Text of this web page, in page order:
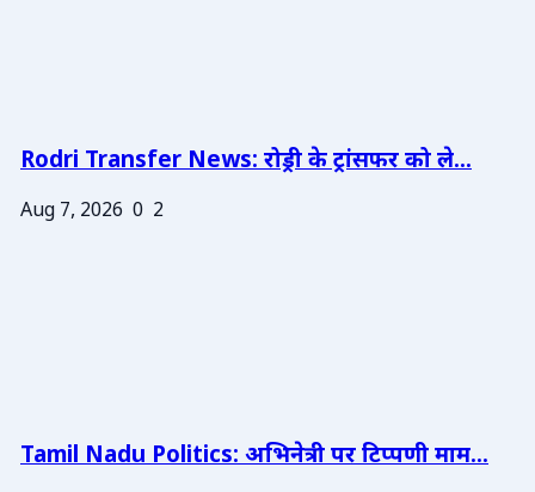
Rodri Transfer News: रोड्री के ट्रांसफर को ले...
Aug 7, 2026 0 2
Tamil Nadu Politics: अभिनेत्री पर टिप्पणी माम...